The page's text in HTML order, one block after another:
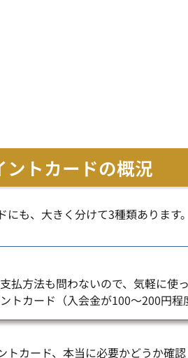
ントカードの概況
も、大きく分けて3種類あります。
払方法も問わないので、気軽に使っ
トカード（入会金が100～200円程
カード、本当に必要かどうか確認